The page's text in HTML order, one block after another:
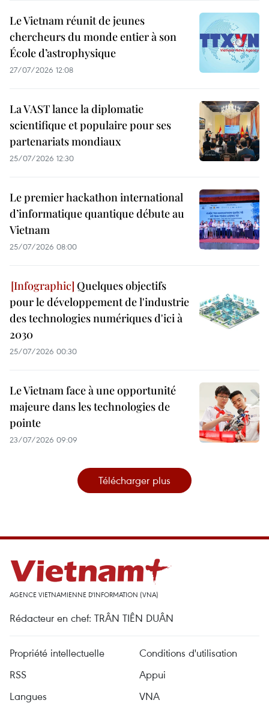
Le Vietnam réunit de jeunes
chercheurs du monde entier à son
École d’astrophysique
27/07/2026 12:08
La VAST lance la diplomatie
scientifique et populaire pour ses
partenariats mondiaux
25/07/2026 12:30
Le premier hackathon international
d’informatique quantique débute au
Vietnam
25/07/2026 08:00
Quelques objectifs
pour le développement de l'industrie
des technologies numériques d'ici à
2030
25/07/2026 00:30
Le Vietnam face à une opportunité
majeure dans les technologies de
pointe
23/07/2026 09:09
Télécharger plus
AGENCE VIETNAMIENNE D'INFORMATION (VNA)
Rédacteur en chef: TRÂN TIÊN DUÂN
Propriété intellectuelle
Conditions d'utilisation
RSS
Appui
Langues
VNA